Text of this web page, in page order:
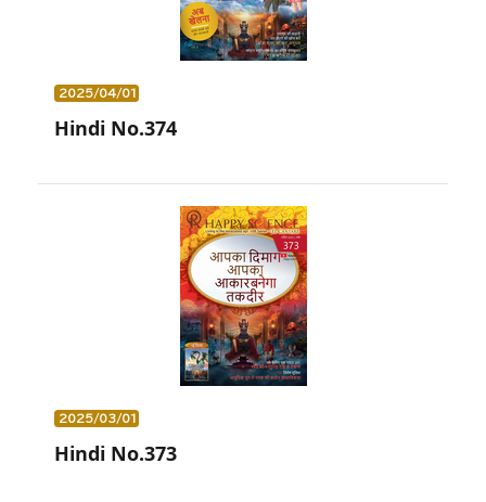
2025/04/01
Hindi No.374
2025/03/01
Hindi No.373